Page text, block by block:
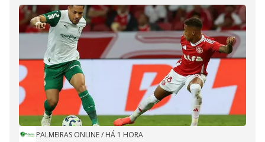
PALMEIRAS ONLINE/ HÁ 1 HORA